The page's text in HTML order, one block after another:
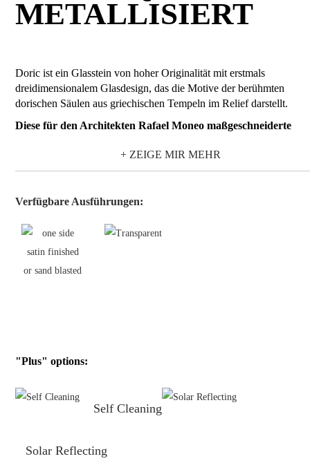
METALLISIERT
Doric ist ein Glasstein von hoher Originalität mit erstmals
dreidimensionalem Glasdesign, das die Motive der berühmten
dorischen Säulen aus griechischen Tempeln im Relief darstellt.
Diese für den Architekten Rafael Moneo maßgeschneiderte
Abmessungen 19X19X8 erhältlich.
Diese Lösung kann innerhalb kleiner Wohnräume eingesetzt
Dieses Produkt bewahrt mit den Standardabmessungen der
traditionellen Produktlinie
Qualität des Original Architektenmodells maßgeschneiderte
+ ZEIGE MIR MEHR
Verfügbare Ausführungen:
"Plus" options:
Self Cleaning
Solar Reflecting